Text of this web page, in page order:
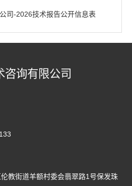
司-2026技术报告公开信息表
咨询有限公司
教街道羊额村委会翡翠路1号保发珠